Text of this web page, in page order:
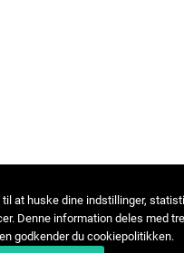
at huske dine indstillinger,
Denne information deles med
godkender du cookiepolitikken.